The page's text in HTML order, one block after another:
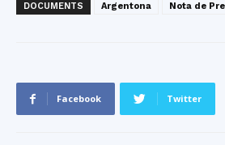
DOCUMENTS Argentona Nota de
Facebook Twitter